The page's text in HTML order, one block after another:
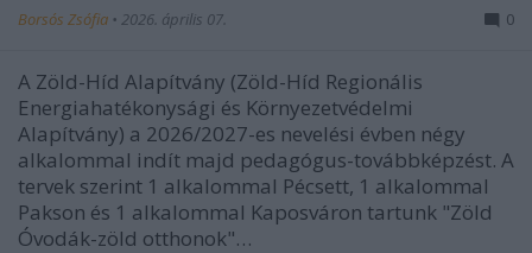
Borsós Zsófia • 2026. április 07. 0
A Zöld-Híd Alapítvány (Zöld-Híd Regionális
Energiahatékonysági és Környezetvédelmi
Alapítvány) a 2026/2027-es nevelési évben négy
alkalommal indít majd pedagógus-továbbképzést. A
tervek szerint 1 alkalommal Pécsett, 1 alkalommal
Pakson és 1 alkalommal Kaposváron tartunk "Zöld
Óvodák-zöld otthonok"…